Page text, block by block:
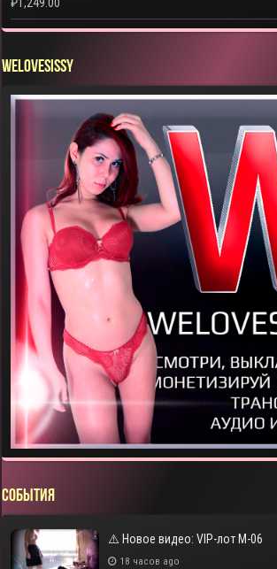
₽1,249.00
WELOVESISSY
СОБЫТИЯ
⚠️ Новое видео: VIP-лот M-06
18 часов ago